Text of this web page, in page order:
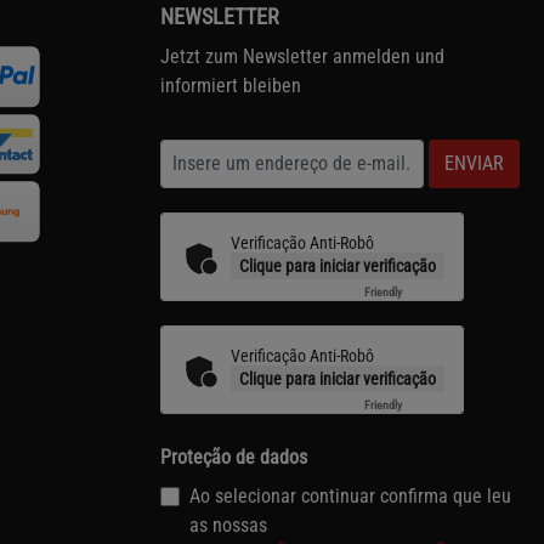
NEWSLETTER
Jetzt zum Newsletter anmelden und
informiert bleiben
ENVIAR
Verificação Anti-Robô
Clique para iniciar verificação
Friendly
Verificação Anti-Robô
Clique para iniciar verificação
Friendly
Proteção de dados
Ao selecionar continuar confirma que leu
as nossas